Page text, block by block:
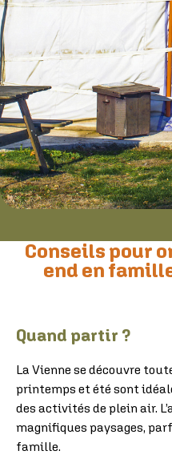
Conseils pour
end en
Quand partir ?
La Vienne se découvre
printemps et été sont
des activités de plein air.
magnifiques paysages,
famille.